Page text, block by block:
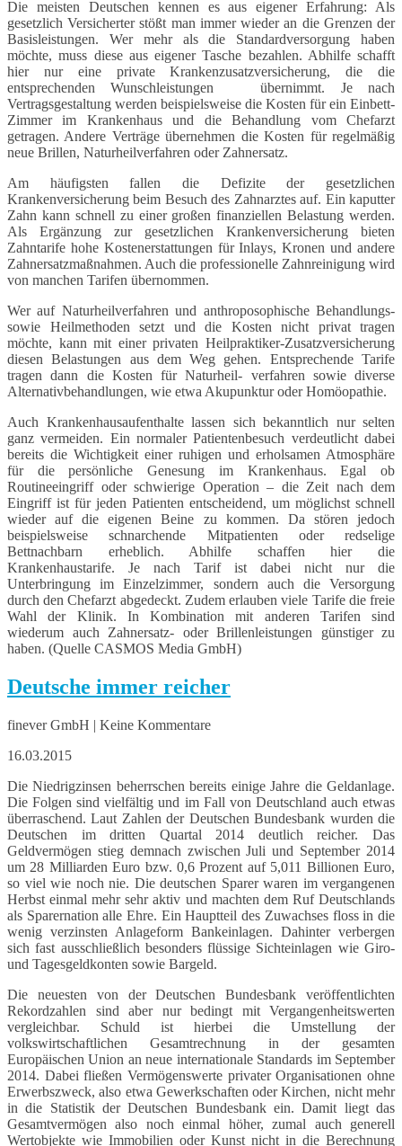
Die meisten Deutschen kennen es aus eigener Erfahrung: Als
gesetzlich Versicherter stößt man immer wieder an die Grenzen der
Basisleistungen. Wer mehr als die Standardversorgung haben
möchte, muss diese aus eigener Tasche bezahlen. Abhilfe schafft
hier nur eine private Krankenzusatzversicherung, die die
entsprechenden Wunschleistungen übernimmt. Je nach
Vertragsgestaltung werden beispielsweise die Kosten für ein Einbett-
Zimmer im Krankenhaus und die Behandlung vom Chefarzt
getragen. Andere Verträge übernehmen die Kosten für regelmäßig
neue Brillen, Naturheilverfahren oder Zahnersatz.
Am häufigsten fallen die Defizite der gesetzlichen
Krankenversicherung beim Besuch des Zahnarztes auf. Ein kaputter
Zahn kann schnell zu einer großen finanziellen Belastung werden.
Als Ergänzung zur gesetzlichen Krankenversicherung bieten
Zahntarife hohe Kostenerstattungen für Inlays, Kronen und andere
Zahnersatzmaßnahmen. Auch die professionelle Zahnreinigung wird
von manchen Tarifen übernommen.
Wer auf Naturheilverfahren und anthroposophische Behandlungs-
sowie Heilmethoden setzt und die Kosten nicht privat tragen
möchte, kann mit einer privaten Heilpraktiker-Zusatzversicherung
diesen Belastungen aus dem Weg gehen. Entsprechende Tarife
tragen dann die Kosten für Naturheil- verfahren sowie diverse
Alternativbehandlungen, wie etwa Akupunktur oder Homöopathie.
Auch Krankenhausaufenthalte lassen sich bekanntlich nur selten
ganz vermeiden. Ein normaler Patientenbesuch verdeutlicht dabei
bereits die Wichtigkeit einer ruhigen und erholsamen Atmosphäre
für die persönliche Genesung im Krankenhaus. Egal ob
Routineeingriff oder schwierige Operation – die Zeit nach dem
Eingriff ist für jeden Patienten entscheidend, um möglichst schnell
wieder auf die eigenen Beine zu kommen. Da stören jedoch
beispielsweise schnarchende Mitpatienten oder redselige
Bettnachbarn erheblich. Abhilfe schaffen hier die
Krankenhaustarife. Je nach Tarif ist dabei nicht nur die
Unterbringung im Einzelzimmer, sondern auch die Versorgung
durch den Chefarzt abgedeckt. Zudem erlauben viele Tarife die freie
Wahl der Klinik. In Kombination mit anderen Tarifen sind
wiederum auch Zahnersatz- oder Brillenleistungen günstiger zu
haben. (Quelle CASMOS Media GmbH)
Deutsche immer reicher
finever GmbH | Keine Kommentare
16.03.2015
Die Niedrigzinsen beherrschen bereits einige Jahre die Geldanlage.
Die Folgen sind vielfältig und im Fall von Deutschland auch etwas
überraschend. Laut Zahlen der Deutschen Bundesbank wurden die
Deutschen im dritten Quartal 2014 deutlich reicher. Das
Geldvermögen stieg demnach zwischen Juli und September 2014
um 28 Milliarden Euro bzw. 0,6 Prozent auf 5,011 Billionen Euro,
so viel wie noch nie. Die deutschen Sparer waren im vergangenen
Herbst einmal mehr sehr aktiv und machten dem Ruf Deutschlands
als Sparernation alle Ehre. Ein Hauptteil des Zuwachses floss in die
wenig verzinsten Anlageform Bankeinlagen. Dahinter verbergen
sich fast ausschließlich besonders flüssige Sichteinlagen wie Giro-
und Tagesgeldkonten sowie Bargeld.
Die neuesten von der Deutschen Bundesbank veröffentlichten
Rekordzahlen sind aber nur bedingt mit Vergangenheitswerten
vergleichbar. Schuld ist hierbei die Umstellung der
volkswirtschaftlichen Gesamtrechnung in der gesamten
Europäischen Union an neue internationale Standards im September
2014. Dabei fließen Vermögenswerte privater Organisationen ohne
Erwerbszweck, also etwa Gewerkschaften oder Kirchen, nicht mehr
in die Statistik der Deutschen Bundesbank ein. Damit liegt das
Gesamtvermögen also noch einmal höher, zumal auch generell
Wertobjekte wie Immobilien oder Kunst nicht in die Berechnung